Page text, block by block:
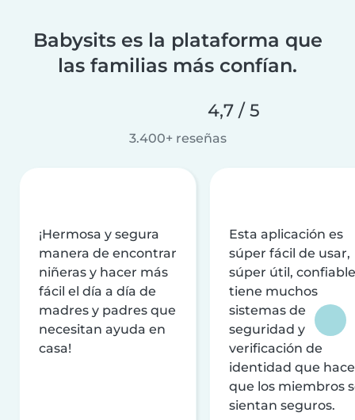
Babysits es la plataforma que
las familias más confían.
4,7 / 5
3.400+ reseñas
¡Hermosa y segura
manera de encontrar
niñeras y hacer más
fácil el día a día de
madres y padres que
necesitan ayuda en
casa!
Esta aplicación es
súper fácil de usar,
súper útil,
tiene muchos
sistemas de
seguridad y
verificación de
identidad que
que los miembros
sientan seguros.